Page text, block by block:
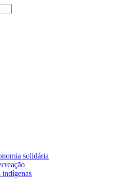
solidária
indígenas